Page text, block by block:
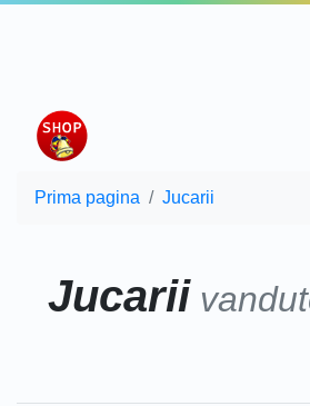
Prima pagina Jucarii
Jucarii